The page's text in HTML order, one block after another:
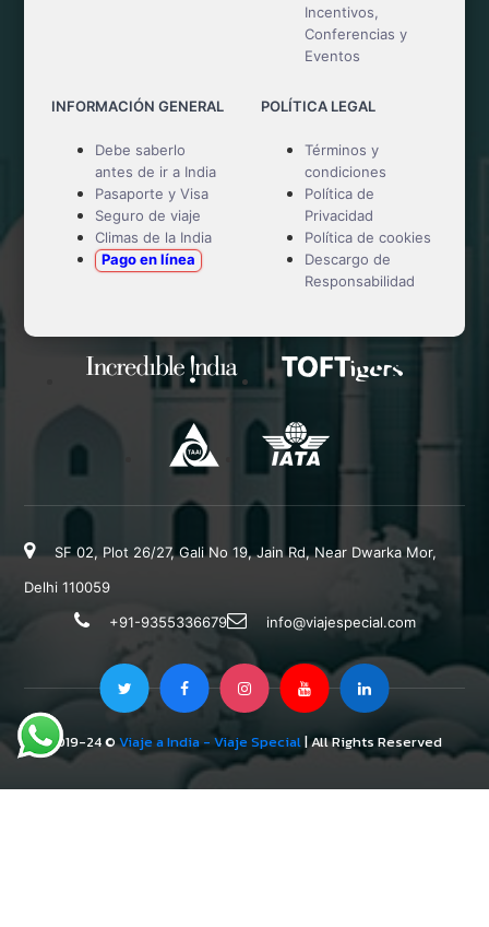
Incentivos,
Conferencias y
Eventos
INFORMACIÓN GENERAL
Debe saberlo
antes de ir a India
Pasaporte y Visa
Seguro de viaje
Climas de la India
Pago en línea
POLÍTICA LEGAL
Términos y
condiciones
Política de
Privacidad
Política de cookies
Descargo de
Responsabilidad
SF 02, Plot 26/27, Gali No 19, Jain Rd, Near Dwarka Mor,
Delhi 110059
+91-9355336679
info@viajespecial.com
2019-24 ©Viaje a India - Viaje Special| All Rights Reserved